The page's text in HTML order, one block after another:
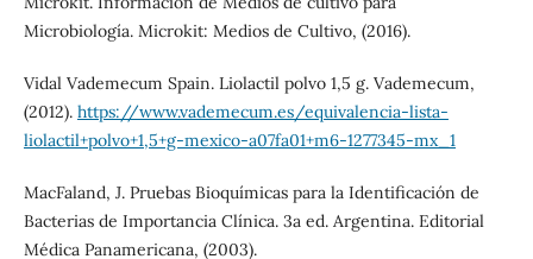
Microbiología. Microkit: Medios de Cultivo, (2016).
Vidal Vademecum Spain. Liolactil polvo 1,5 g. Vademecum,
(2012). https://www.vademecum.es/equivalencia-lista-
liolactil+polvo+1,5+g-mexico-a07fa01+m6-1277345-mx_1
MacFaland, J. Pruebas Bioquímicas para la Identificación de
Bacterias de Importancia Clínica. 3a ed. Argentina. Editorial
Médica Panamericana, (2003).